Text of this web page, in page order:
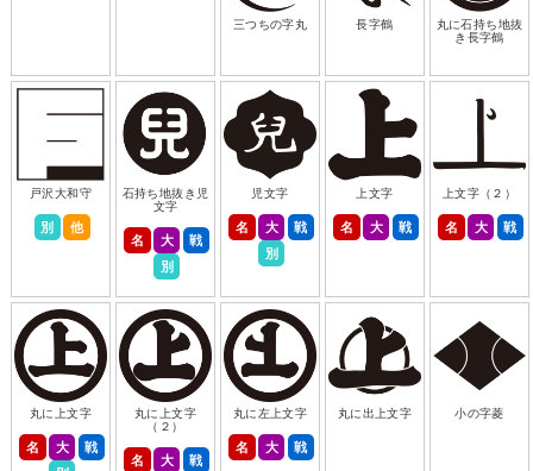
三つちの字丸 長字鶴
丸に石持ち地抜
き長字鶴
戸沢大和守
別 他
石持ち地抜き児
文字
名 大
戦
別
児文字
名 大
戦
別
上文字
名 大 戦
上文字（２）
名 大 戦
丸に上文字
名 大
戦
丸に上文字
（２）
名 大 戦
丸に左上文字
名 大 戦
丸に出上文字 小の字菱